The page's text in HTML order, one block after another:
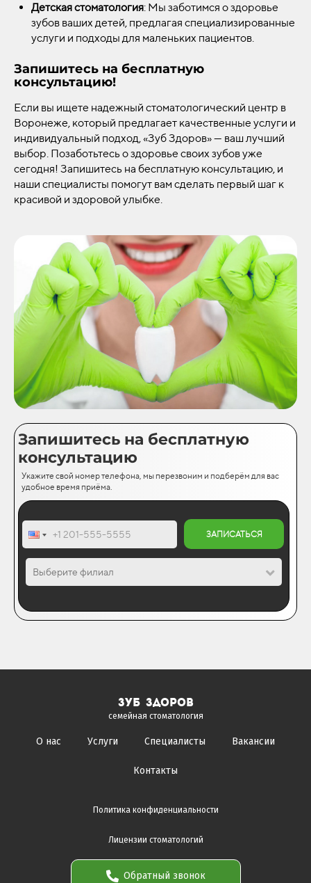
Детская стоматология: Мы заботимся о здоровье
зубов ваших детей, предлагая специализированные
услуги и подходы для маленьких пациентов.
Запишитесь на бесплатную
консультацию!
Если вы ищете надежный стоматологический центр в
Воронеже, который предлагает качественные услуги и
индивидуальный подход, «Зуб Здоров» — ваш лучший
выбор. Позаботьтесь о здоровье своих зубов уже
сегодня! Запишитесь на бесплатную консультацию, и
наши специалисты помогут вам сделать первый шаг к
красивой и здоровой улыбке.
Запишитесь на бесплатную
консультацию
Укажите свой номер телефона, мы перезвоним и подберём для вас
удобное время приёма.
ЗАПИСАТЬСЯ
Выберите филиал
зуб здоров
семейная стоматология
О нас Услуги Специалисты Вакансии
Контакты
Политика конфиденциальности
Лицензии стоматологий
Обратный звонок